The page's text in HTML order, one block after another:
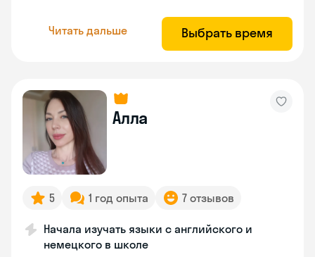
Читать дальше Выбрать время
Алла
5 1 год опыта 7 отзывов
Начала изучать языки с английского и
немецкого в школе